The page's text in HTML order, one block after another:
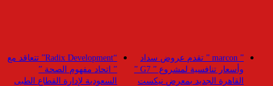
“Radix Development” تتعاقد مع
” اتحاد مفهوم الصحة ”
السعودية لإدارة القطاع الطبى
” marcon ” تقدم عروض سداد
وأسعار تنافسية لمشروع ” G7 ”
القاهرة الجديد بمعرض نيكست